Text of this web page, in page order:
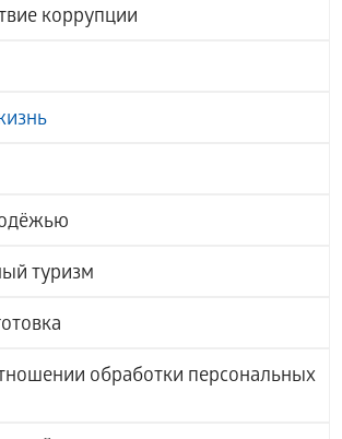
коррупции
туризм
обработки персональных